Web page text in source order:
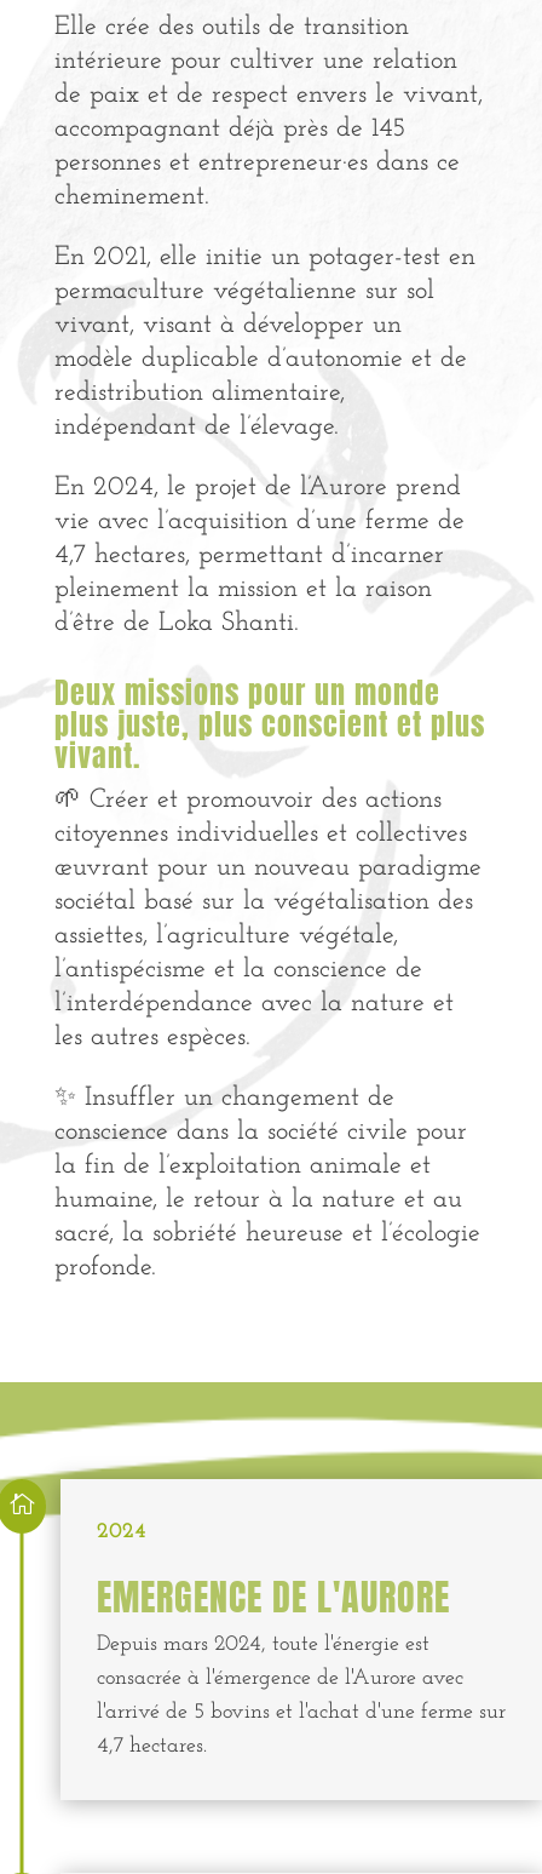
Elle crée des outils de transition
intérieure pour cultiver une relation
de paix et de respect envers le vivant,
accompagnant déjà près de 145
personnes et entrepreneur·es dans ce
cheminement.
En 2021, elle initie un potager-test en
permaculture végétalienne sur sol
vivant, visant à développer un
modèle duplicable d’autonomie et de
redistribution alimentaire,
indépendant de l’élevage.
En 2024, le projet de l’Aurore prend
vie avec l’acquisition d’une ferme de
4,7 hectares, permettant d’incarner
pleinement la mission et la raison
d’être de Loka Shanti.
Deux missions pour un monde
plus juste, plus conscient et plus
vivant.
🌱 Créer et promouvoir des actions
citoyennes individuelles et collectives
œuvrant pour un nouveau paradigme
sociétal basé sur la végétalisation des
assiettes, l’agriculture végétale,
l’antispécisme et la conscience de
l’interdépendance avec la nature et
les autres espèces.
✨ Insuffler un changement de
conscience dans la société civile pour
la fin de l’exploitation animale et
humaine, le retour à la nature et au
sacré, la sobriété heureuse et l’écologie
profonde.
2024
EMERGENCE DE L'AURORE
Depuis mars 2024, toute l'énergie est
consacrée à l'émergence de l'Aurore avec
l'arrivé de 5 bovins et l'achat d'une ferme sur
4,7 hectares.
